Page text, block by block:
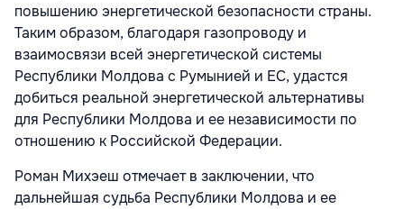
повышению энергетической безопасности страны.
Таким образом, благодаря газопроводу и
взаимосвязи всей энергетической системы
Республики Молдова с Румынией и ЕС, удастся
добиться реальной энергетической альтернативы
для Республики Молдова и ее независимости по
отношению к Российской Федерации.
Роман Михэеш отмечает в заключении, что
дальнейшая судьба Республики Молдова и ее